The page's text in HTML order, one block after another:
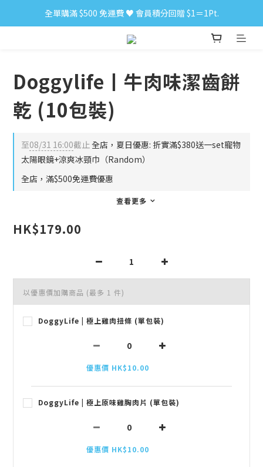
小食購滿 $300 順豐免運費 ‼
全單購滿 $500 免運費 ♥︎ 會員積分回贈 $1＝1Pt.
小食購滿 $300 順豐免運費 ‼
Doggylife丨牛肉味潔齒餅
乾 (10包裝)
至08/31 16:00截止全店，夏日優惠: 折實滿$380送一set寵物
太陽眼鏡+涼爽冰頸巾（Random）
全店，滿$500免運費優惠
查看更多
HK$179.00
以優惠價加購商品 (最多 1 件)
DoggyLife | 極上雞肉扭條 (單包裝)
優惠價 HK$10.00
DoggyLife | 極上原味雞胸肉片 (單包裝)
優惠價 HK$10.00